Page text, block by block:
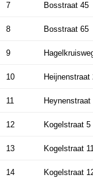
7 Bosstraat 45
8 Bosstraat 65
9
10 Heijnenstraat
11 Heynenstraat
12 Kogelstraat 5
13 Kogelstraat
14 Kogelstraat